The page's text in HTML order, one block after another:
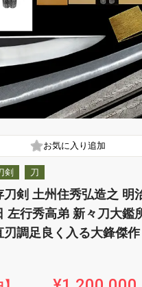
剣 刀
刀剣 土州住秀弘造之 明
左行秀高弟 新々刀大鑑
刃調足良く入る大鋒傑作